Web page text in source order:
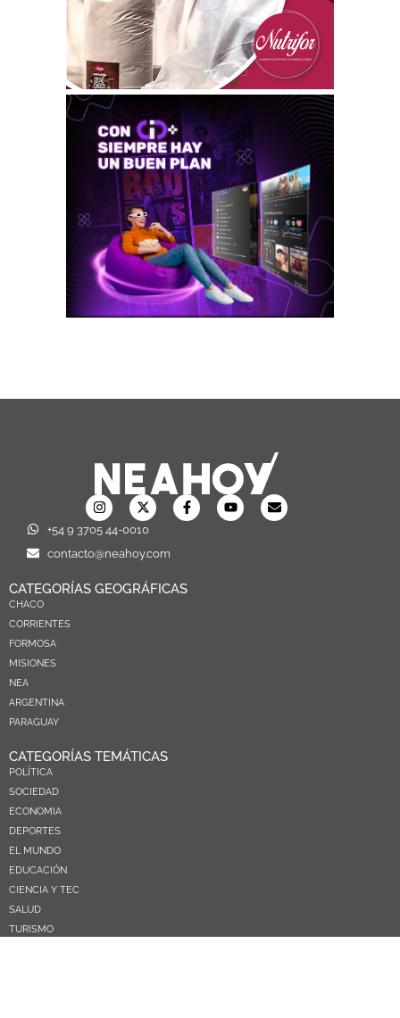
+54 9 3705 44-0010
contacto@neahoy.com
CATEGORÍAS GEOGRÁFICAS
CHACO
CORRIENTES
FORMOSA
MISIONES
NEA
ARGENTINA
PARAGUAY
CATEGORÍAS TEMÁTICAS
POLÍTICA
SOCIEDAD
ECONOMIA
DEPORTES
EL MUNDO
EDUCACIÓN
CIENCIA Y TEC
SALUD
TURISMO